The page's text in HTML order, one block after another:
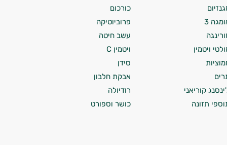
כורכום
3
פרוביוטיקה
עשב חיטה
ויטמין
ויטמין C
סידן
אבקת חלבון
קוריאני
רודיולה
תזונה
כושר וספורט